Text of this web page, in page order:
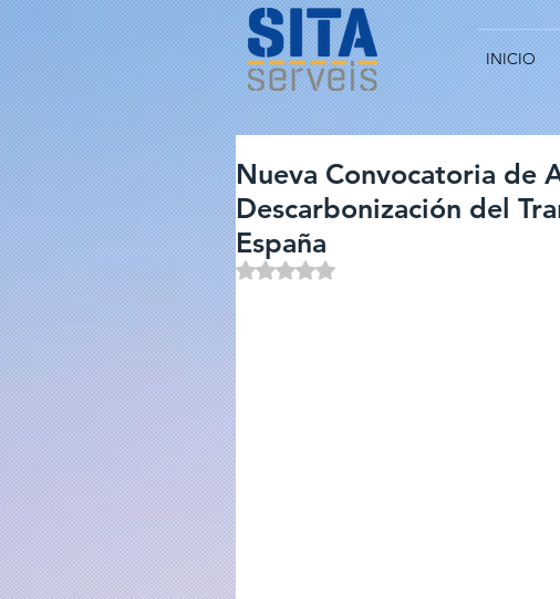
INICIO
Nueva Convocatoria de
Descarbonización del
España
Obtuvo NaN de 5 estrellas.